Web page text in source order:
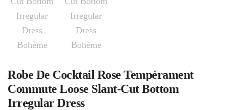
Robe De Cocktail Rose Tempérament
Commute Loose Slant-Cut Bottom
Irregular Dress